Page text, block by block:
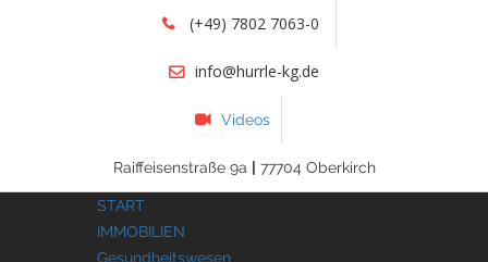
(+49) 7802 7063-0
info@hurrle-kg.de
Videos
Raiffeisenstraße 9a | 77704 Oberkirch
START
IMMOBILIEN
Gesundheitswesen